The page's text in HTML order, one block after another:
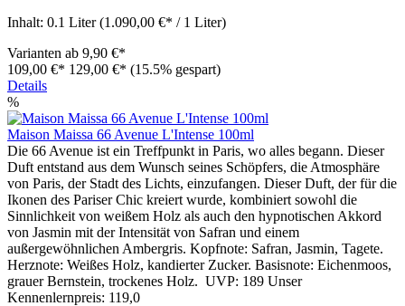
Inhalt: 0.1 Liter(1.090,00 €* / 1 Liter)
Varianten ab 9,90 €*
109,00 €* 129,00 €* (15.5% gespart)
Details
%
Maison Maissa 66 Avenue L'Intense 100ml
Die 66 Avenue ist ein Treffpunkt in Paris, wo alles begann. Dieser
Duft entstand aus dem Wunsch seines Schöpfers, die Atmosphäre
von Paris, der Stadt des Lichts, einzufangen. Dieser Duft, der für die
Ikonen des Pariser Chic kreiert wurde, kombiniert sowohl die
Sinnlichkeit von weißem Holz als auch den hypnotischen Akkord
von Jasmin mit der Intensität von Safran und einem
außergewöhnlichen Ambergris. Kopfnote: Safran, Jasmin, Tagete.
Herznote: Weißes Holz, kandierter Zucker. Basisnote: Eichenmoos,
grauer Bernstein, trockenes Holz. UVP: 189 Unser
Kennenlernpreis: 119,0